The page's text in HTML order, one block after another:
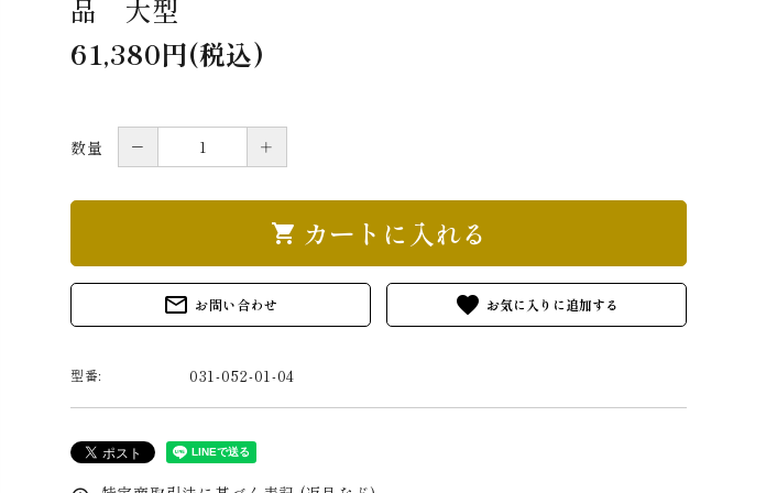
品 大型
61,380円(税込)
数量 － ＋
shopping_cart カートに入れる
mail_outline お問い合わせ favorite
型番: 031-052-01-04